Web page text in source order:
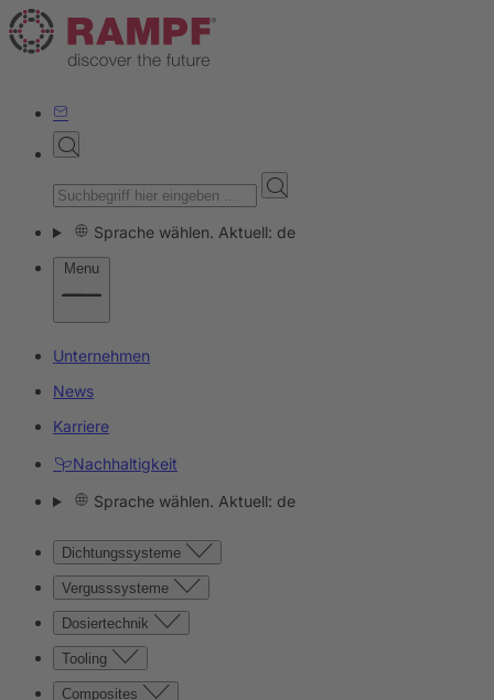
Sprache wählen. Aktuell: de
Menu
Unternehmen
News
Karriere
Nachhaltigkeit
Sprache wählen. Aktuell: de
Dichtungssysteme
Vergusssysteme
Dosiertechnik
Tooling
Composites